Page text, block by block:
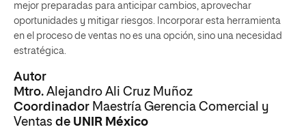
mejor preparadas para anticipar cambios, aprovechar
oportunidades y mitigar riesgos. Incorporar esta herramienta
en el proceso de ventas no es una opción, sino una necesidad
estratégica.
Autor
Mtro. Alejandro Ali Cruz Muñoz
Coordinador Maestría Gerencia Comercial y
Ventas de UNIR México